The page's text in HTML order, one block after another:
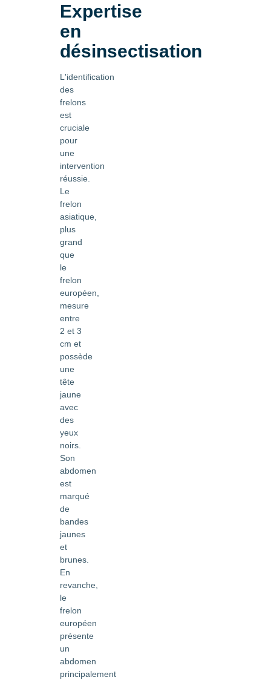
Expertise
en
désinsectisation
L'identification
des
frelons
est
cruciale
pour
une
intervention
réussie.
Le
frelon
asiatique,
plus
grand
que
le
frelon
européen,
mesure
entre
2 et 3
cm et
possède
une
tête
jaune
avec
des
yeux
noirs.
Son
abdomen
est
marqué
de
bandes
jaunes
et
brunes.
En
revanche,
le
frelon
européen
présente
un
abdomen
principalement